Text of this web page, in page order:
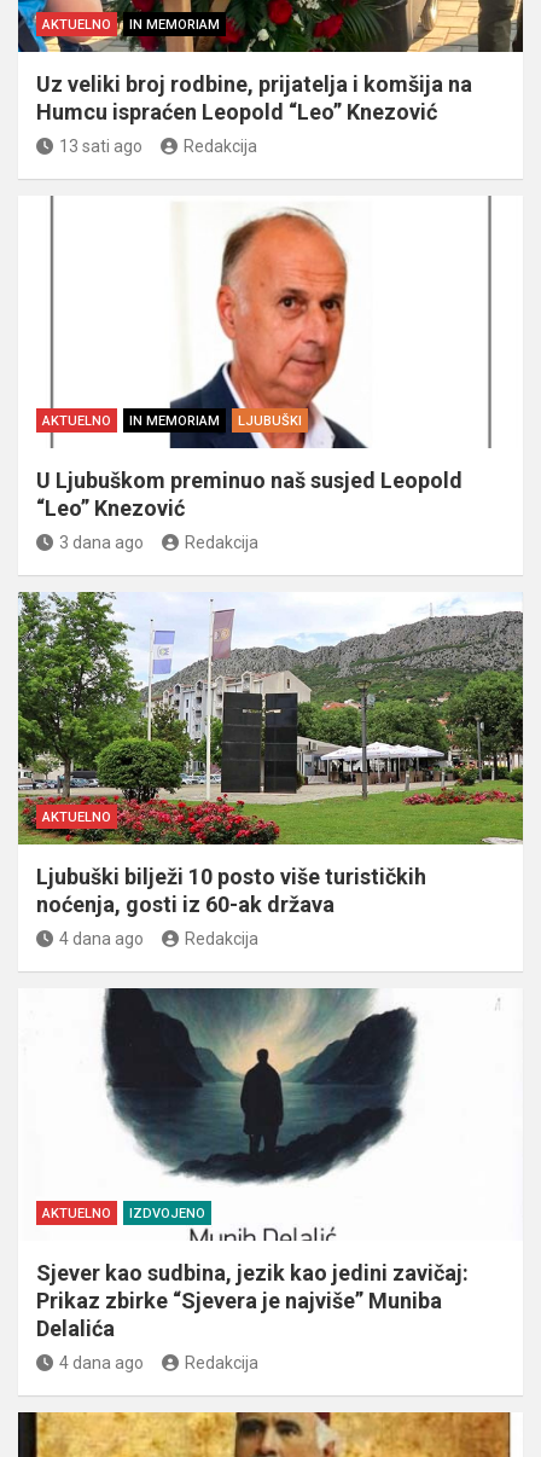
AKTUELNO IN MEMORIAM
Uz veliki broj rodbine, prijatelja i komšija na
Humcu ispraćen Leopold “Leo” Knezović
13 sati ago Redakcija
AKTUELNO IN MEMORIAM LJUBUŠKI
U Ljubuškom preminuo naš susjed Leopold
“Leo” Knezović
3 dana ago Redakcija
AKTUELNO
Ljubuški bilježi 10 posto više turističkih
noćenja, gosti iz 60-ak država
4 dana ago Redakcija
AKTUELNO IZDVOJENO
Sjever kao sudbina, jezik kao jedini zavičaj:
Prikaz zbirke “Sjevera je najviše” Muniba
Delalića
4 dana ago Redakcija